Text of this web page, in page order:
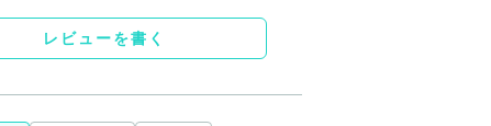
レビューを書く